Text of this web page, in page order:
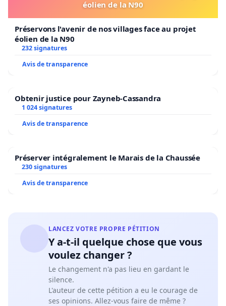
éolien de la N90
Préservons l'avenir de nos villages face au projet
éolien de la N90
232 signatures
Avis de transparence
Obtenir justice pour Zayneb-Cassandra
1 024 signatures
Avis de transparence
Préserver intégralement le Marais de la Chaussée
230 signatures
Avis de transparence
LANCEZ VOTRE PROPRE PÉTITION
Y a-t-il quelque chose que vous
voulez changer ?
Le changement n'a pas lieu en gardant le
silence.
L'auteur de cette pétition a eu le courage de
ses opinions. Allez-vous faire de même ?